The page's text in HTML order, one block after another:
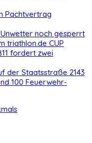
Pachtvertrag
noch gesperrt
triathlon.de CUP
fordert zwei
der Staatsstraße 2143
100 Feuerwehr-